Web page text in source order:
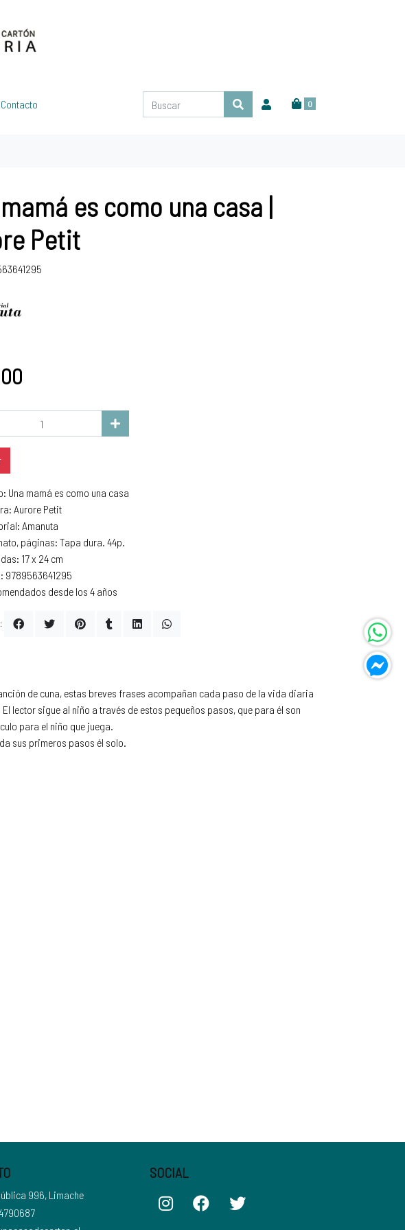
0
Contacto
es como una casa |
Petit
Una mamá es como una casa
Aurore Petit
Amanuta
páginas: Tapa dura. 44p.
17 x 24 cm
9789563641295
desde los 4 años
de cuna, estas breves frases acompañan cada paso de la vida diaria
lector sigue al niño a través de estos pequeños pasos, que para él son
para el niño que juega.
sus primeros pasos él solo.
996, Limache
SOCIAL